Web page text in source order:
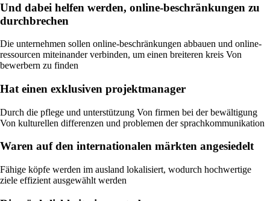
Und dabei helfen werden, online-beschränkungen zu
durchbrechen
Die unternehmen sollen online-beschränkungen abbauen und online-
ressourcen miteinander verbinden, um einen breiteren kreis Von
bewerbern zu finden
Hat einen exklusiven projektmanager
Durch die pflege und unterstützung Von firmen bei der bewältigung
Von kulturellen differenzen und problemen der sprachkommunikation
Waren auf den internationalen märkten angesiedelt
Fähige köpfe werden im ausland lokalisiert, wodurch hochwertige
ziele effizient ausgewählt werden